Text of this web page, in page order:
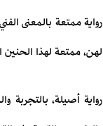
رواية ممتعة بالمعنى
لهن، ممتعة لهذا
رواية أصيلة، بالتجربة